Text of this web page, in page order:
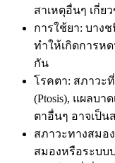
สาเหตุอื่นๆ เกี่ย
การใช้ยา: บาง
ทำให้เกิดการห
กัน
โรคตา: สภาวะ
(Ptosis), แผลบ
ตาอื่นๆ อาจเป็น
สภาวะทางสมอ
สมองหรือระบบ